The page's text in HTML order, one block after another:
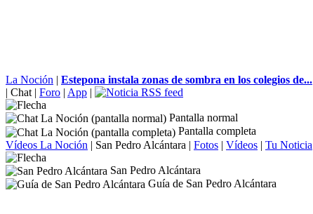
La Noción | Estepona instala zonas de sombra en los colegios de...
| Chat | Foro | App |
Pantalla normal
Pantalla completa
Vídeos La Noción | San Pedro Alcántara | Fotos | Vídeos | Tu Noticia
San Pedro Alcántara
Guía de San Pedro Alcántara